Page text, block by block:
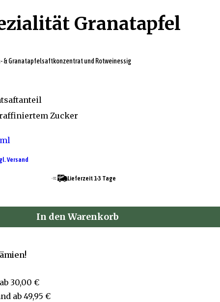
Granatapfel
& Granatapfelsaftkonzentrat und Rotweinessig
Zucker
Versand
Lieferzeit 1-3 Tage
In den Warenkorb
ab 30,00 €
ab 49,95 €